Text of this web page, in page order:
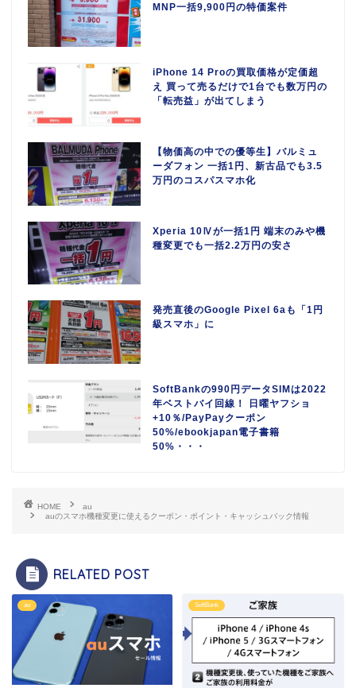
MNP一括9,900円の特価案件
iPhone 14 Proの買取価格が定価超
え 買って売るだけで1台でも数万円の
「転売益」が出てしまう
【物価高の中での優等生】バルミュ
ーダフォン 一括1円、新古品でも3.5
万円のコスパスマホ化
Xperia 10Ⅳが一括1円 端末のみや機
種変更でも一括2.2万円の安さ
発売直後のGoogle Pixel 6aも「1円
級スマホ」に
SoftBankの990円データSIMは2022
年ベストバイ回線！ 日曜ヤフショ
+10％/PayPayクーポン
50%/ebookjapan電子書籍
50%・・・
HOME
au
auのスマホ機種変更に使えるクーポン・ポイント・キャッシュバック情報
RELATED POST
au SoftBank